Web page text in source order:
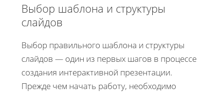
Выбор шаблона и структуры
слайдов
Выбор правильного шаблона и структуры
слайдов — один из первых шагов в процессе
создания интерактивной презентации.
Прежде чем начать работу, необходимо